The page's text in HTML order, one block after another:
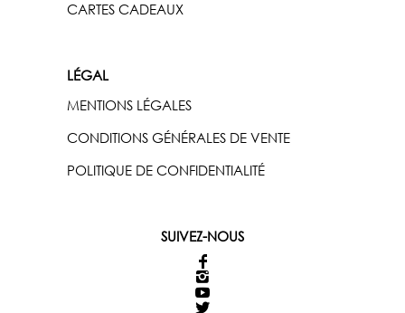
CARTES CADEAUX
LÉGAL
MENTIONS LÉGALES
CONDITIONS GÉNÉRALES DE VENTE
POLITIQUE DE CONFIDENTIALITÉ
SUIVEZ-NOUS